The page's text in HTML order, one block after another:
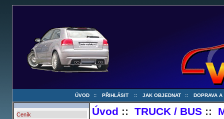
ÚVOD :: PŘIHLÁSIT :: JAK OBJEDNAT :: DOPRAVA A
Ceník
Úvod ::TRUCK / BUS ::